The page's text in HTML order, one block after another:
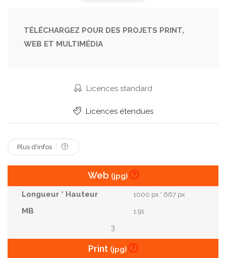
Multiethnique Regarder La Caméra
Isolé Sur Fond Blanc
TÉLÉCHARGEZ POUR DES PROJETS PRINT,
WEB ET MULTIMÉDIA
Licences standard
Licences étendues
Plus d'infos
Web (jpg)
1000 px * 667 px
1.91
3
Print (jpg)